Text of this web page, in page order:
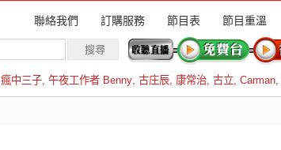
聯絡我們 訂購服務 節目表 節目重溫
瘋中三子, 午夜工作者 Benny, 古庄辰, 康常治, 古立, Carman,